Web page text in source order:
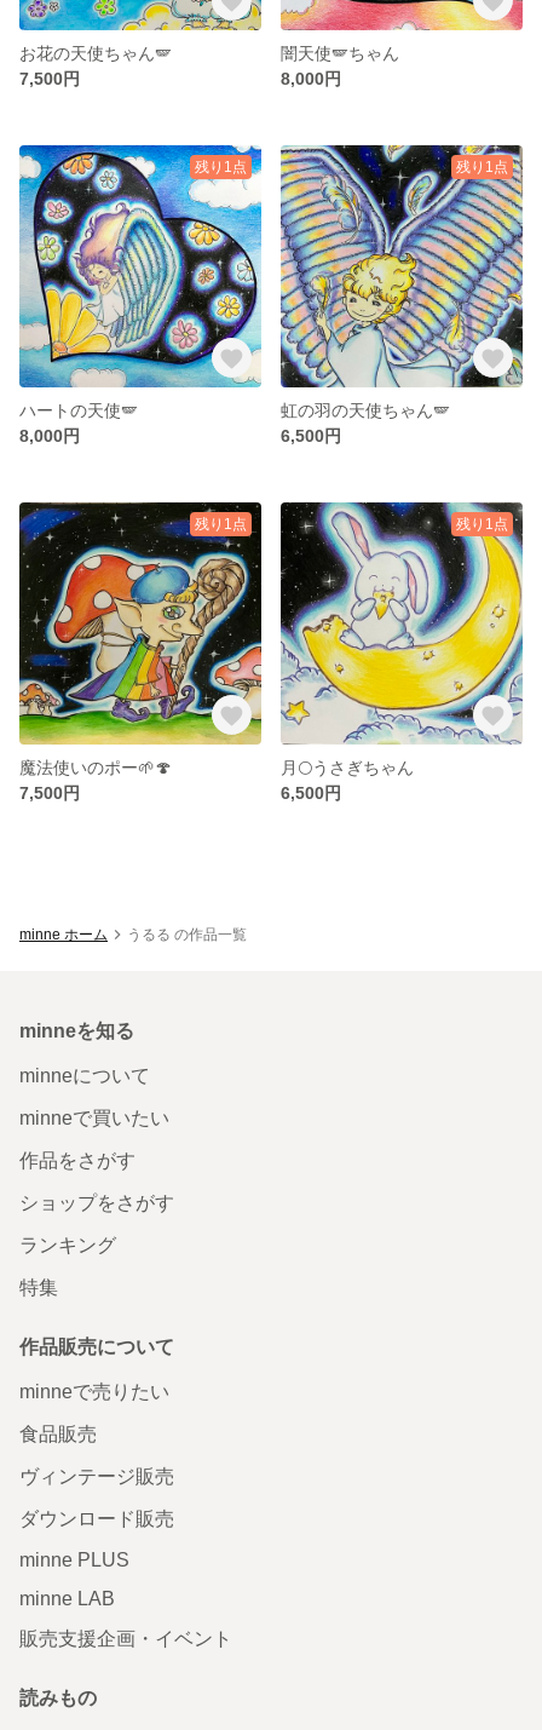
お花の天使ちゃん🪽
7,500円
闇天使🪽ちゃん
8,000円
残り1点
ハートの天使🪽
8,000円
残り1点
虹の羽の天使ちゃん🪽
6,500円
残り1点
魔法使いのポー🌱🍄
7,500円
残り1点
月🌕うさぎちゃん
6,500円
minne ホーム うるる の作品一覧
minneを知る
minneについて
minneで買いたい
作品をさがす
ショップをさがす
ランキング
特集
作品販売について
minneで売りたい
食品販売
ヴィンテージ販売
ダウンロード販売
minne PLUS
minne LAB
販売支援企画・イベント
読みもの